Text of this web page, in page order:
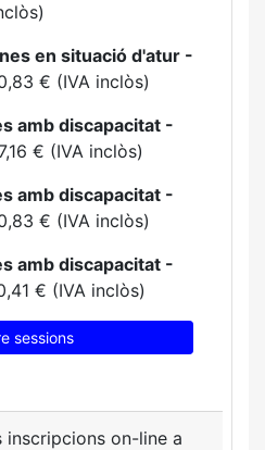
en situació d'atur -
€ (IVA inclòs)
amb discapacitat -
€ (IVA inclòs)
amb discapacitat -
€ (IVA inclòs)
amb discapacitat -
€ (IVA inclòs)
sessions
inscripcions on-line a